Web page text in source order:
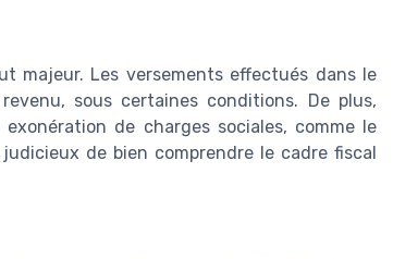
majeur. Les versements effectués dans le
sous certaines conditions. De plus,
de charges sociales, comme le
de bien comprendre le cadre fiscal